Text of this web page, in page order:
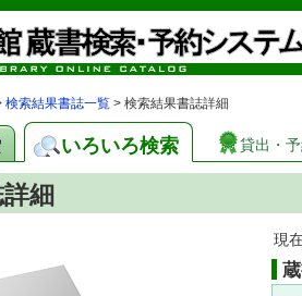
検索結果書誌一覧 > 検索結果書誌詳細
いろいろ検索 貸出・
細
現